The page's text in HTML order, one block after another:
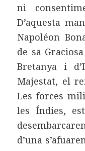
ni
D’aquesta
Napoléon
de sa
Bretanya i
Majestat, el
Les forces
les Índies,
d’una